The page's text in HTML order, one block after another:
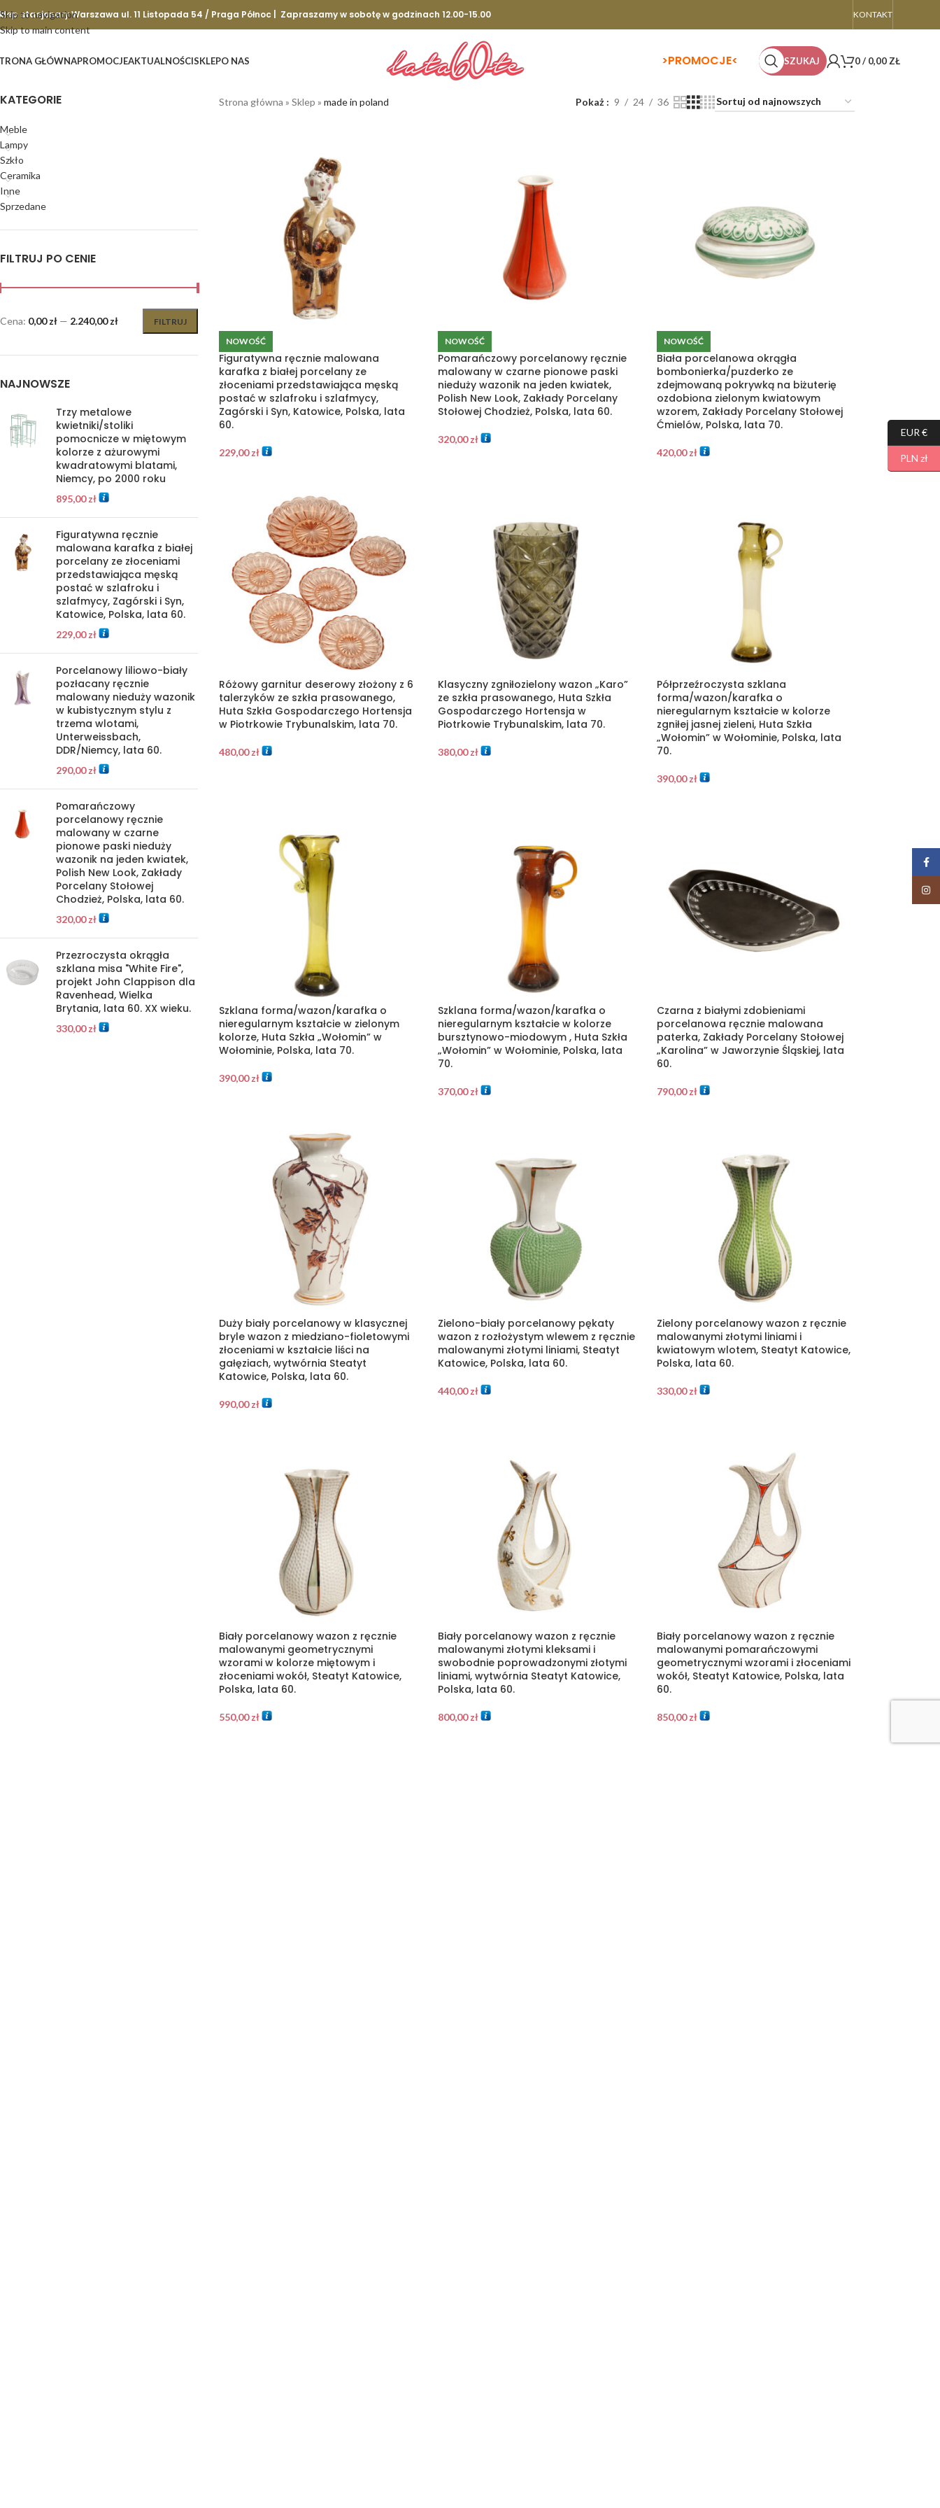
Skip to navigation
Skip to main content
stacjonary Warszawa ul. 11 Listopada 54 / Praga Północ | Zapraszamy w sobotę w godzinach 12.00-15.00 KONTAKT
GŁÓWNAPROMOCJEAKTUALNOŚCISKLEPO NAS >PROMOCJE< SZUKAJ 0/ 0,00 ZŁ
KATEGORIE
Meble
Lampy
Szkło
Ceramika
Inne
Sprzedane
FILTRUJ PO CENIE
FILTRUJ
Cena: 0,00 zł — 2.240,00 zł
NAJNOWSZE
Trzy metalowe
kwietniki/stoliki
pomocnicze w miętowym
kolorze z ażurowymi
kwadratowymi blatami,
Niemcy, po 2000 roku
895,00zł
Figuratywna ręcznie
malowana karafka z białej
porcelany ze złoceniami
przedstawiająca męską
postać w szlafroku i
szlafmycy, Zagórski i Syn,
Katowice, Polska, lata 60.
229,00zł
Porcelanowy liliowo-biały
pozłacany ręcznie
malowany nieduży wazonik
w kubistycznym stylu z
trzema wlotami,
Unterweissbach,
DDR/Niemcy, lata 60.
290,00zł
Pomarańczowy
porcelanowy ręcznie
malowany w czarne
pionowe paski nieduży
wazonik na jeden kwiatek,
Polish New Look, Zakłady
Porcelany Stołowej
Chodzież, Polska, lata 60.
320,00zł
Przezroczysta okrągła
szklana misa "White Fire",
projekt John Clappison dla
Ravenhead, Wielka
Brytania, lata 60. XX wieku.
330,00zł
Strona główna » Sklep » made in poland Pokaż 9 24 36
NOWOŚĆ
Figuratywna ręcznie malowana
karafka z białej porcelany ze
złoceniami przedstawiająca męską
postać w szlafroku i szlafmycy,
Zagórski i Syn, Katowice, Polska, lata
60.
229,00zł
NOWOŚĆ
Pomarańczowy porcelanowy ręcznie
malowany w czarne pionowe paski
nieduży wazonik na jeden kwiatek,
Polish New Look, Zakłady Porcelany
Stołowej Chodzież, Polska, lata 60.
320,00zł
NOWOŚĆ
Biała porcelanowa okrągła
bombonierka/puzderko ze
zdejmowaną pokrywką na biżuterię
ozdobiona zielonym kwiatowym
wzorem, Zakłady Porcelany Stołowej
Ćmielów, Polska, lata 70.
420,00zł
Różowy garnitur deserowy złożony z 6
talerzyków ze szkła prasowanego,
Huta Szkła Gospodarczego Hortensja
w Piotrkowie Trybunalskim, lata 70.
480,00zł
Klasyczny zgniłozielony wazon „Karo”
ze szkła prasowanego, Huta Szkła
Gospodarczego Hortensja w
Piotrkowie Trybunalskim, lata 70.
380,00zł
Półprzeźroczysta szklana
forma/wazon/karafka o
nieregularnym kształcie w kolorze
zgniłej jasnej zieleni, Huta Szkła
„Wołomin” w Wołominie, Polska, lata
70.
390,00zł
Szklana forma/wazon/karafka o
nieregularnym kształcie w zielonym
kolorze, Huta Szkła „Wołomin” w
Wołominie, Polska, lata 70.
390,00zł
Szklana forma/wazon/karafka o
nieregularnym kształcie w kolorze
bursztynowo-miodowym , Huta Szkła
„Wołomin” w Wołominie, Polska, lata
70.
370,00zł
Czarna z białymi zdobieniami
porcelanowa ręcznie malowana
paterka, Zakłady Porcelany Stołowej
„Karolina” w Jaworzynie Śląskiej, lata
60.
790,00zł
Duży biały porcelanowy w klasycznej
bryle wazon z miedziano-fioletowymi
złoceniami w kształcie liści na
gałęziach, wytwórnia Steatyt
Katowice, Polska, lata 60.
990,00zł
Zielono-biały porcelanowy pękaty
wazon z rozłożystym wlewem z ręcznie
malowanymi złotymi liniami, Steatyt
Katowice, Polska, lata 60.
440,00zł
Zielony porcelanowy wazon z ręcznie
malowanymi złotymi liniami i
kwiatowym wlotem, Steatyt Katowice,
Polska, lata 60.
330,00zł
Biały porcelanowy wazon z ręcznie
malowanymi geometrycznymi
wzorami w kolorze miętowym i
złoceniami wokół, Steatyt Katowice,
Polska, lata 60.
550,00zł
Biały porcelanowy wazon z ręcznie
malowanymi złotymi kleksami i
swobodnie poprowadzonymi złotymi
liniami, wytwórnia Steatyt Katowice,
Polska, lata 60.
800,00zł
Biały porcelanowy wazon z ręcznie
malowanymi pomarańczowymi
geometrycznymi wzorami i złoceniami
wokół, Steatyt Katowice, Polska, lata
60.
850,00zł
EUR €
PLN zł